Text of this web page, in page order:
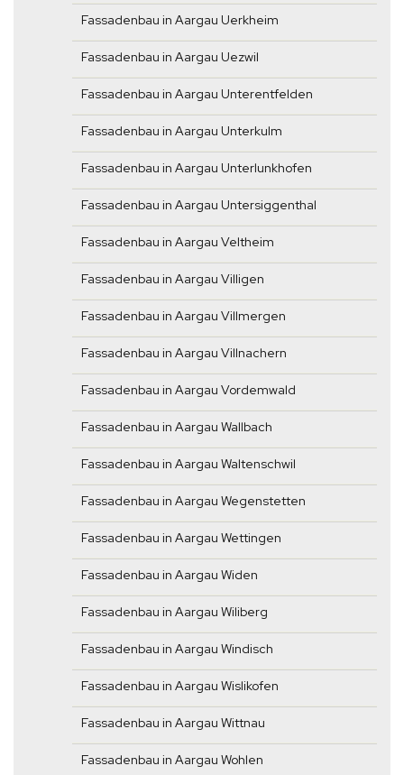
Fassadenbau in Aargau Uerkheim
Fassadenbau in Aargau Uezwil
Fassadenbau in Aargau Unterentfelden
Fassadenbau in Aargau Unterkulm
Fassadenbau in Aargau Unterlunkhofen
Fassadenbau in Aargau Untersiggenthal
Fassadenbau in Aargau Veltheim
Fassadenbau in Aargau Villigen
Fassadenbau in Aargau Villmergen
Fassadenbau in Aargau Villnachern
Fassadenbau in Aargau Vordemwald
Fassadenbau in Aargau Wallbach
Fassadenbau in Aargau Waltenschwil
Fassadenbau in Aargau Wegenstetten
Fassadenbau in Aargau Wettingen
Fassadenbau in Aargau Widen
Fassadenbau in Aargau Wiliberg
Fassadenbau in Aargau Windisch
Fassadenbau in Aargau Wislikofen
Fassadenbau in Aargau Wittnau
Fassadenbau in Aargau Wohlen